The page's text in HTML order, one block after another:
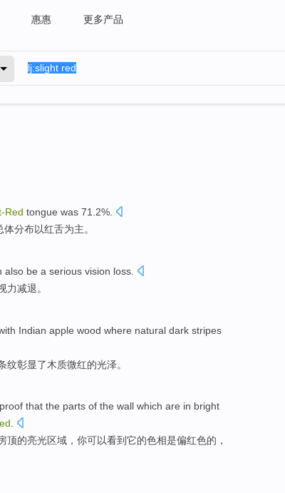
惠惠 更多产品
Red tongue was 71.2%.
体分布以红舌为主。
also be a serious vision loss
力减退。
Indian apple wood where natural dark stripes
纹彰显了木质微红的光泽。
that the parts of the wall which are in bright
.
顶的亮光区域，你可以看到它的色相是偏红色的，